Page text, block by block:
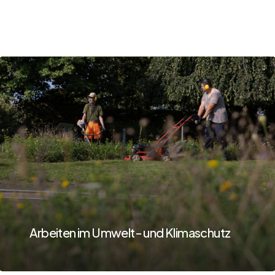
Arbeiten im Umwelt- und Klimaschutz